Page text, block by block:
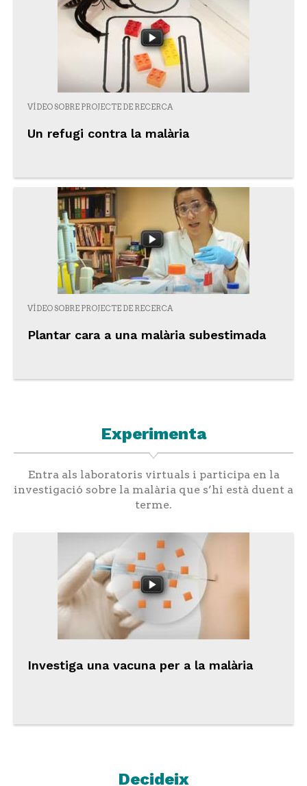
VÍDEO SOBRE PROJECTE DE RECERCA
Un refugi contra la malària
VÍDEO SOBRE PROJECTE DE RECERCA
Plantar cara a una malària subestimada
Experimenta
Entra als laboratoris virtuals i participa en la
investigació sobre la malària que s’hi està duent a
terme.
Investiga una vacuna per a la malària
Decideix